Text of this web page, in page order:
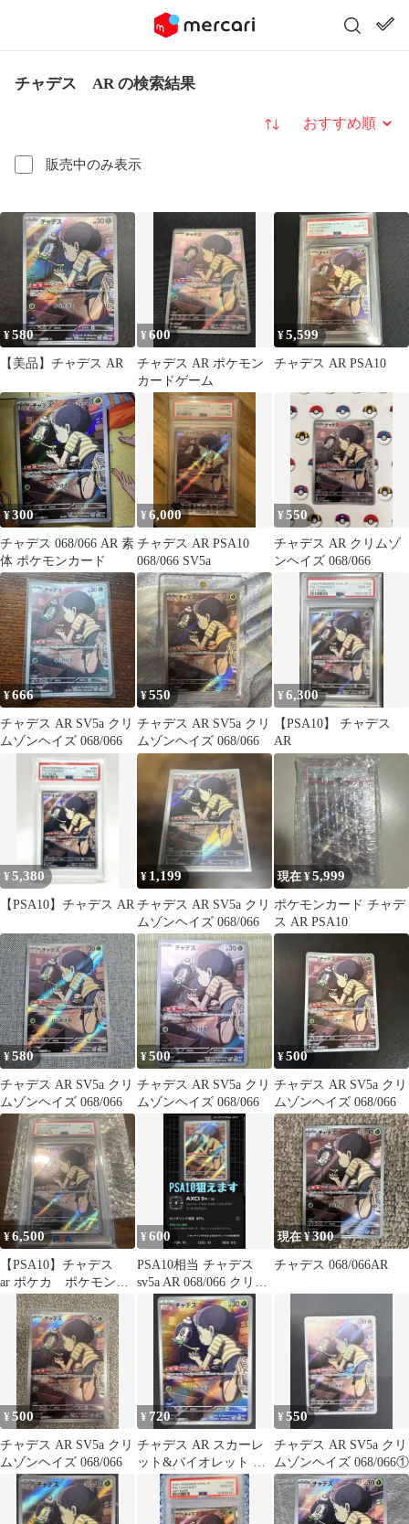
チャデス AR の検索結果
販売中のみ表示
並び替え
¥580
【美品】チャデス AR
¥600
チャデス AR ポケモン
カードゲーム
¥5,599
チャデス AR PSA10
¥300
チャデス 068/066 AR 素
体 ポケモンカード
¥6,000
チャデス AR PSA10
068/066 SV5a
¥550
チャデス AR クリムゾ
ンヘイズ 068/066
¥666
チャデス AR SV5a クリ
ムゾンヘイズ 068/066
¥550
チャデス AR SV5a クリ
ムゾンヘイズ 068/066
¥6,300
【PSA10】 チャデス
AR
¥5,380
【PSA10】チャデス AR
¥ 1,199
チャデス AR SV5a クリ
ムゾンヘイズ 068/066
現在 ¥5,999
ポケモンカード チャデ
ス AR PSA10
¥580
チャデス AR SV5a クリ
ムゾンヘイズ 068/066
¥500
チャデス AR SV5a クリ
ムゾンヘイズ 068/066
¥500
チャデス AR SV5a クリ
ムゾンヘイズ 068/066
¥6,500
【PSA10】チャデス
ar ポケカ ポケモンカ
ード
¥600
PSA10相当 チャデス
sv5a AR 068/066 クリム
ゾンヘイズ
現在 ¥300
チャデス 068/066AR
¥500
チャデス AR SV5a クリ
ムゾンヘイズ 068/066
¥ 720
チャデス AR スカーレ
ット&バイオレット 強
化拡張パック クリムゾ
ンヘイズ …
¥550
チャデス AR SV5a クリ
ムゾンヘイズ 068/066①